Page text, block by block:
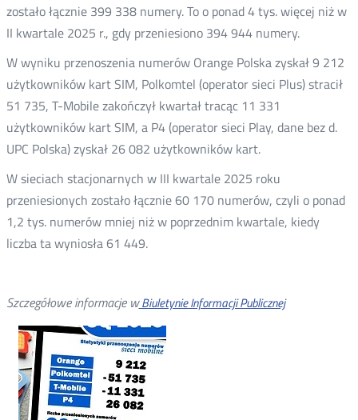
zostało łącznie 399 338 numery. To o ponad 4 tys. więcej niż w
II kwartale 2025 r., gdy przeniesiono 394 944 numery.
W wyniku przenoszenia numerów Orange Polska zyskał 9 212
użytkowników kart SIM, Polkomtel (operator sieci Plus) stracił
51 735, T-Mobile zakończył kwartał tracąc 11 331
użytkowników kart SIM, a P4 (operator sieci Play, dane bez d.
UPC Polska) zyskał 26 082 użytkowników kart.
W sieciach stacjonarnych w III kwartale 2025 roku
przeniesionych zostało łącznie 60 170 numerów, czyli o ponad
1,2 tys. numerów mniej niż w poprzednim kwartale, kiedy
liczba ta wyniosła 61 449.
Szczegółowe informacje wBiuletynie Informacji Publicznej